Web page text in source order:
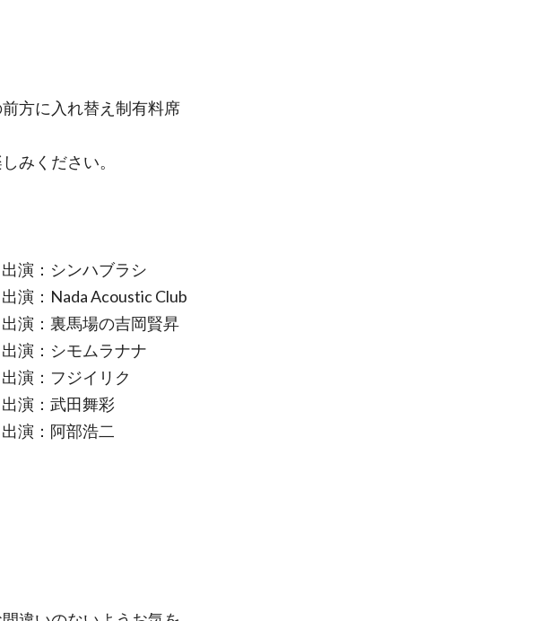
方に入れ替え制有料席
みください。
演：シンハブラシ
演：Nada Acoustic Club
演：裏馬場の吉岡賢昇
演：シモムラナナ
演：フジイリク
演：武田舞彩
演：阿部浩二